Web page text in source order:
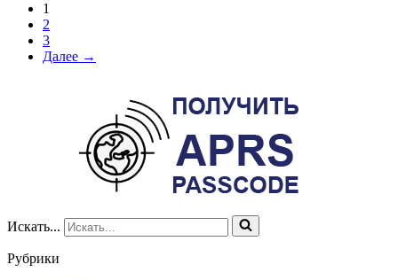
1
2
3
Далее →
Искать...
Рубрики